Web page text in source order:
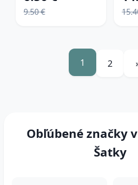
9.50 €
1 2
Obľúbené značky
Šatky